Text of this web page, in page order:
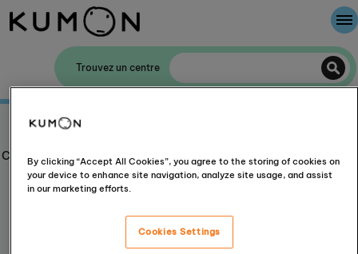
Trouvez un centre
Témoignages de réussite
Chez Kumon, nous encourageons les étudiants confiants à réussir
autant en classe qu’en dehors de l'école
Bienvenue chez Kumon
By clicking “Accept All Cookies”, you agree to the storing of cookies on
your device to enhance site navigation, analyze site usage, and assist
in our marketing efforts.
Cookies Settings